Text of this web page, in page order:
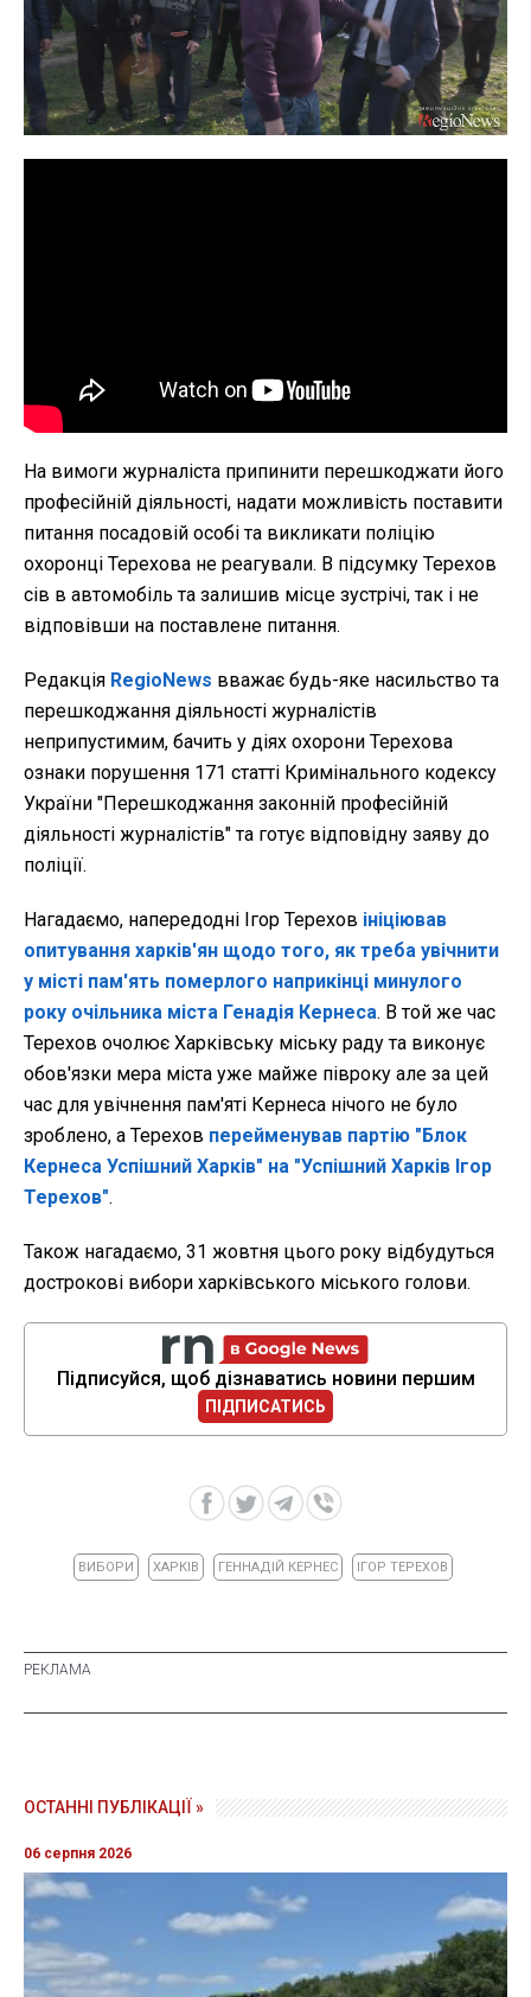
На вимоги журналіста припинити перешкоджати його
професійній діяльності, надати можливість поставити
питання посадовій особі та викликати поліцію
охоронці Терехова не реагували. В підсумку Терехов
сів в автомобіль та залишив місце зустрічі, так і не
відповівши на поставлене питання.
Редакція RegioNews вважає будь-яке насильство та
перешкоджання діяльності журналістів
неприпустимим, бачить у діях охорони Терехова
ознаки порушення 171 статті Кримінального кодексу
України "Перешкоджання законній професійній
діяльності журналістів" та готує відповідну заяву до
поліції.
Нагадаємо, напередодні Ігор Терехов ініціював
опитування харків'ян щодо того, як треба увічнити
у місті пам'ять померлого наприкінці минулого
року очільника міста Генадія Кернеса. В той же час
Терехов очолює Харківську міську раду та виконує
обов'язки мера міста уже майже півроку але за цей
час для увічнення пам'яті Кернеса нічого не було
зроблено, а Терехов перейменував партію "Блок
Кернеса Успішний Харків" на "Успішний Харків Ігор
Терехов".
Також нагадаємо, 31 жовтня цього року відбудуться
дострокові вибори харківського міського голови.
Підписуйся, щоб дізнаватись новини першим
ПІДПИСАТИСЬ
ВИБОРИ ХАРКІВ ГЕННАДІЙ КЕРНЕС ІГОР ТЕРЕХОВ
ОСТАННІ ПУБЛІКАЦІЇ »
06 серпня 2026